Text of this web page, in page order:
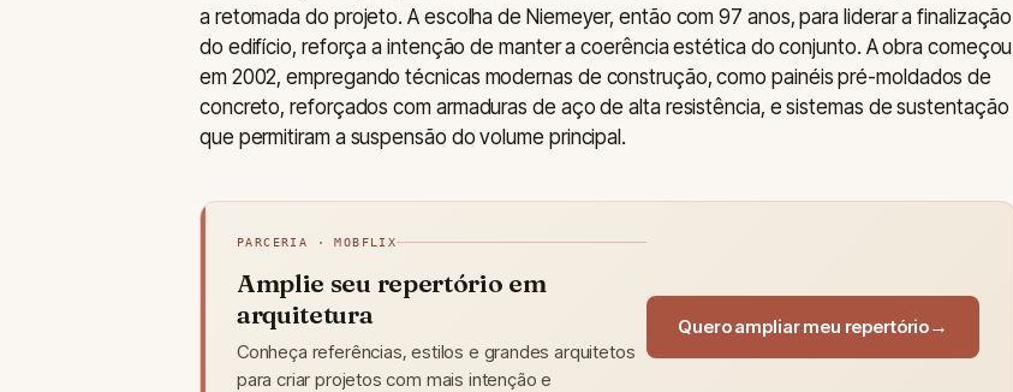
a retomada do projeto. A escolha de Niemeyer, então com 97 anos, para liderar a finalização
do edifício, reforça a intenção de manter a coerência estética do conjunto. A obra começou
em 2002, empregando técnicas modernas de construção, como painéis pré-moldados de
concreto, reforçados com armaduras de aço de alta resistência, e sistemas de sustentação
que permitiram a suspensão do volume principal.
PARCERIA · MOBFLIX
Amplie seu repertório em
arquitetura
Conheça referências, estilos e grandes arquitetos
para criar projetos com mais intenção e
Quero ampliar meu repertório